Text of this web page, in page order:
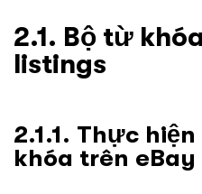
2.1. Bộ từ
listings
2.1.1. Thực
khóa trên eBay